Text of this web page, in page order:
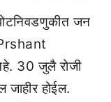
जन
30 जुलै रोजी
होईल.